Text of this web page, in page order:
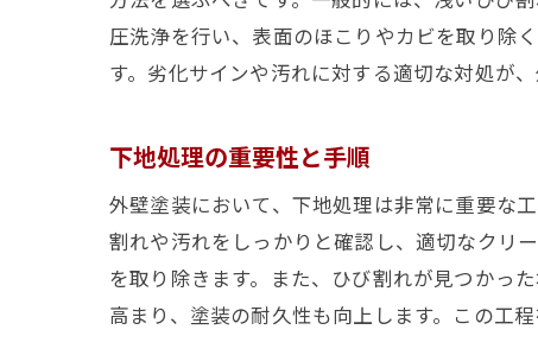
圧洗浄を行い、表面のほこりやカビを取り除
す。劣化サインや汚れに対する適切な対処が
下地処理の重要性と手順
外壁塗装において、下地処理は非常に重要な
割れや汚れをしっかりと確認し、適切なクリ
を取り除きます。また、ひび割れが見つかっ
高まり、塗装の耐久性も向上します。この工